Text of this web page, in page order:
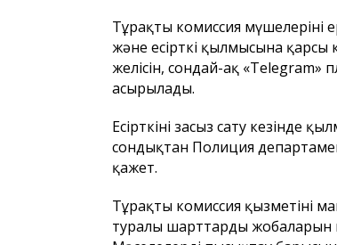
Тұрақты комиссия
және есірткі қылмысына қарсы
желісін, сондай-ақ «Telegram»
асырылады.
Есірткіні заңсыз сату кезінде
сондықтан Полиция
қажет.
Тұрақты комиссия қызметінің
туралы шарттардың жобаларын